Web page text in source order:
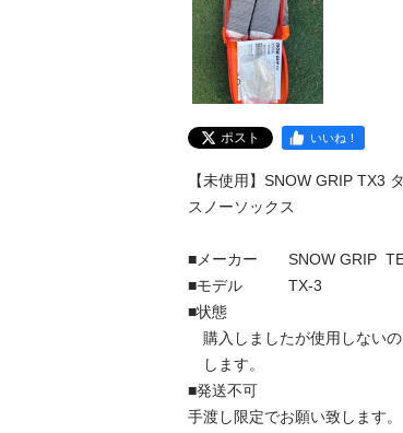
ポスト いいね！
【未使用】SNOW GRIP TX3
スノーソックス
■メーカー　　SNOW GRIP
■モデル　　　TX-3
■状態
購入しましたが使用しない
します。
■発送不可
手渡し限定でお願い致します